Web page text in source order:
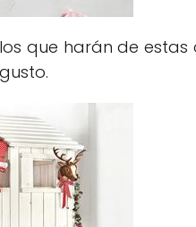
que harán de